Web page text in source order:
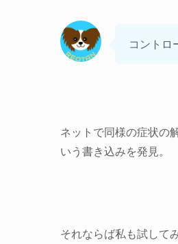
コントロ
ネットで同様の症状の
いう書き込みを発見。
それならば私も試して